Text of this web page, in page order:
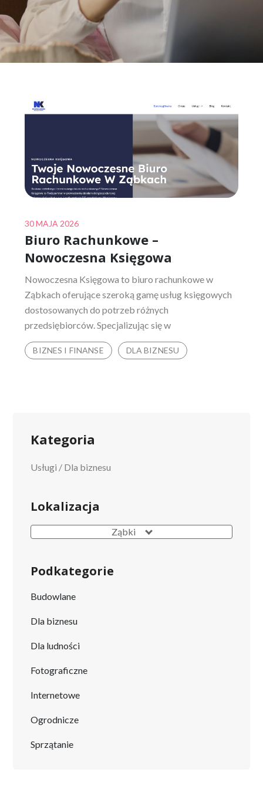
Posted
on
30 MAJA 2026
Biuro Rachunkowe –
Nowoczesna Księgowa
Nowoczesna Księgowa to biuro rachunkowe w
Ząbkach oferujące szeroką gamę usług księgowych
dostosowanych do potrzeb różnych
przedsiębiorców. Specjalizując się w
BIZNES I FINANSE DLA BIZNESU
Kategoria
Usługi / Dla biznesu
Lokalizacja
Ząbki
Podkategorie
Budowlane
Dla biznesu
Dla ludności
Fotograficzne
Internetowe
Ogrodnicze
Sprzątanie